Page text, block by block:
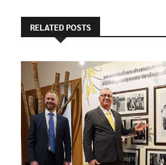
RELATED POSTS